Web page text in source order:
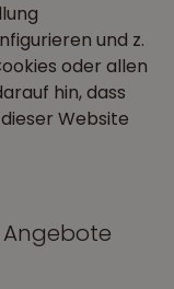
und z.
oder allen
hin, dass
Website
Angebote